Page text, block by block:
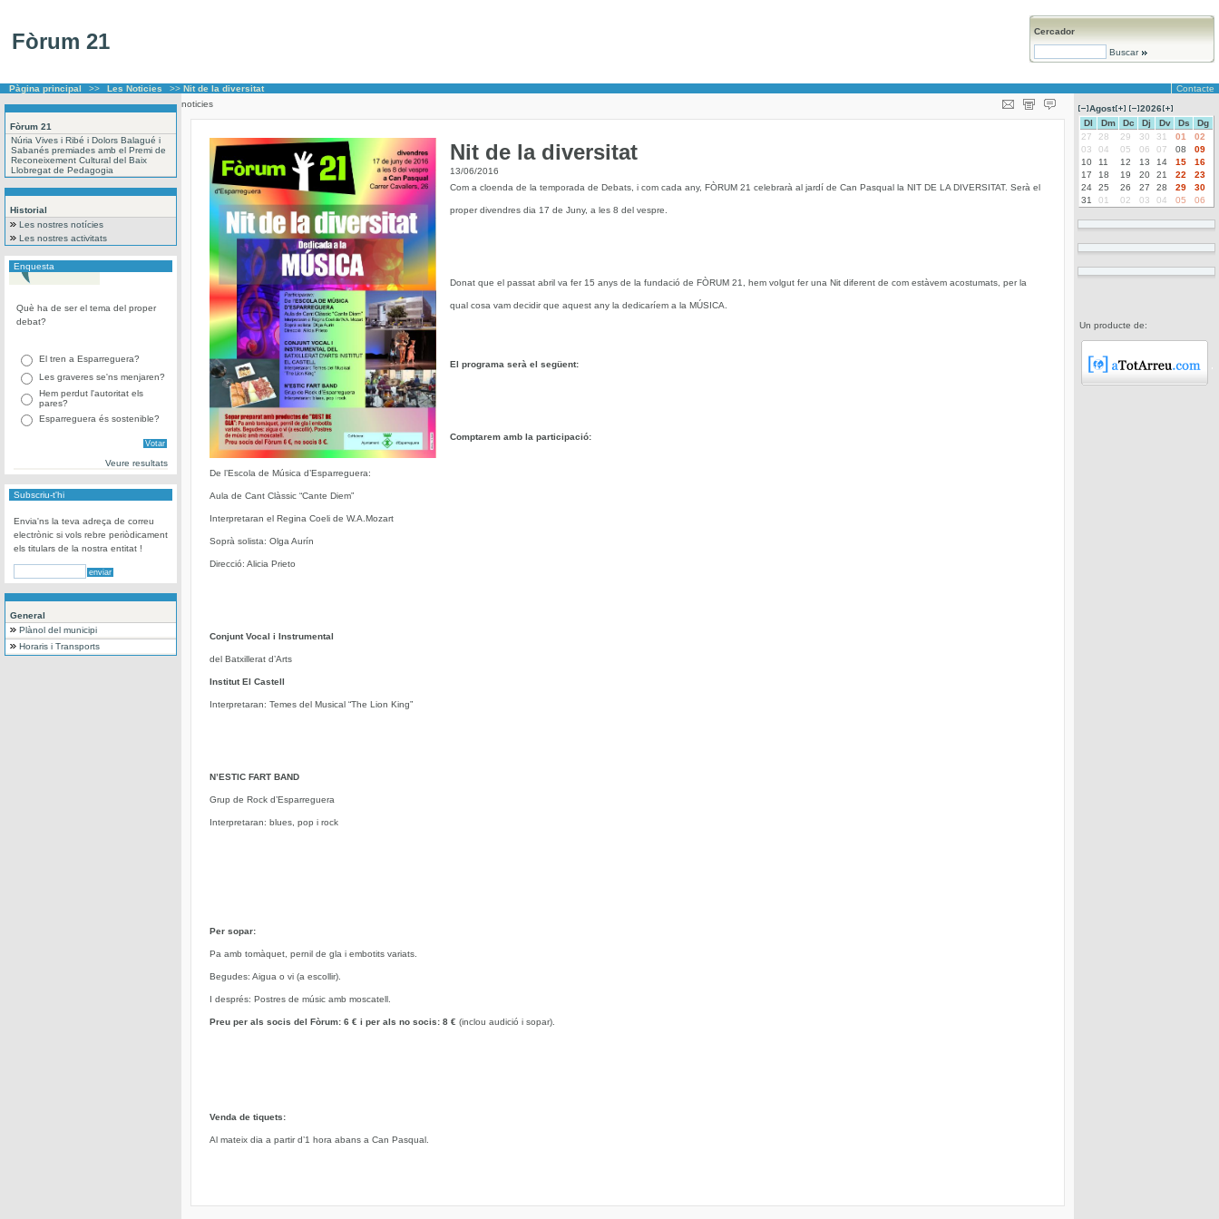
Fòrum 21 Cercador
Buscar
Pàgina principal >> Les Noticies >> Nit de la diversitat Contacte
Fòrum 21
Núria Vives i Ribé i Dolors Balagué i
Sabanés premiades amb el Premi de
Reconeixement Cultural del Baix
Llobregat de Pedagogia
Historial
Les nostres notícies
Les nostres activitats
Enquesta
Què ha de ser el tema del proper
debat?
El tren a Esparreguera?
Les graveres se'ns menjaren?
Hem perdut l'autoritat els
pares?
Esparreguera és sostenible?
Veure resultats
Subscriu-t'hi
Envia'ns la teva adreça de correu
electrònic si vols rebre periòdicament
els titulars de la nostra entitat !
General
Plànol del municipi
Horaris i Transports
noticies
Nit de la diversitat
13/06/2016
Com a cloenda de la temporada de Debats, i com cada any, FÒRUM 21 celebrarà al jardí de Can Pasqual la NIT DE LA DIVERSITAT. Serà el
proper divendres dia 17 de Juny, a les 8 del vespre.
Donat que el passat abril va fer 15 anys de la fundació de FÒRUM 21, hem volgut fer una Nit diferent de com estàvem acostumats, per la
qual cosa vam decidir que aquest any la dedicaríem a la MÚSICA.
El programa serà el següent:
Comptarem amb la participació:
De l’Escola de Música d’Esparreguera:
Aula de Cant Clàssic “Cante Diem”
Interpretaran el Regina Coeli de W.A.Mozart
Soprà solista: Olga Aurín
Direcció: Alicia Prieto
Conjunt Vocal i Instrumental
del Batxillerat d’Arts
Institut El Castell
Interpretaran: Temes del Musical “The Lion King”
N’ESTIC FART BAND
Grup de Rock d’Esparreguera
Interpretaran: blues, pop i rock
Per sopar:
Pa amb tomàquet, pernil de gla i embotits variats.
Begudes: Aigua o vi (a escollir).
I després: Postres de músic amb moscatell.
Preu per als socis del Fòrum: 6 € i per als no socis: 8 € (inclou audició i sopar).
Venda de tiquets:
Al mateix dia a partir d’1 hora abans a Can Pasqual.
Agost
2026
Dl
Dm Dc Dj Dv Ds
Dg
27
28 29 30 31 01
02
03
04 05 06 07 08
09
10
11 12 13 14 15
16
17
18 19 20 21 22
23
24
25 26 27 28 29
30
31
01 02 03 04 05 06
Un producte de: